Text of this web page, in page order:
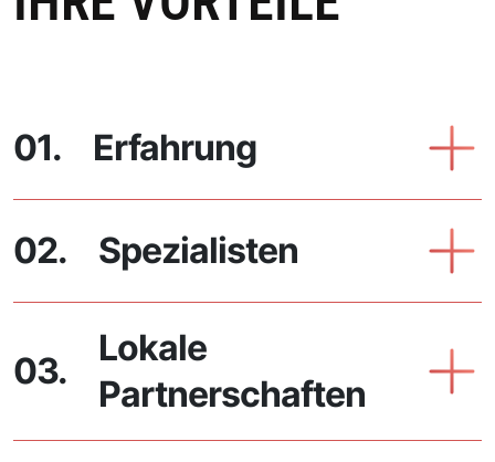
01. Erfahrung
02. Spezialisten
03.
Lokale
Partnerschaften